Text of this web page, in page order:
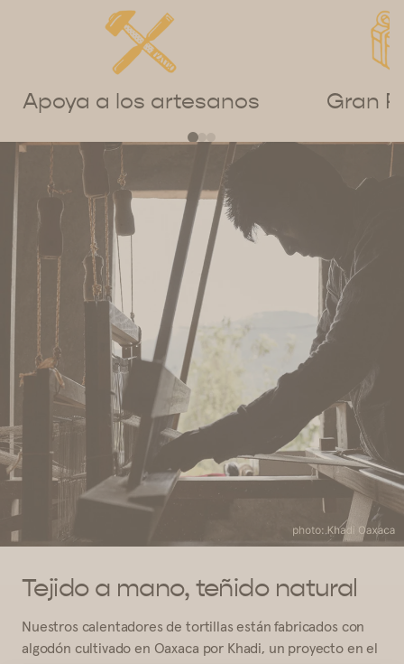
Apoya a los artesanos Gran
Tejido a mano, teñido natural
Nuestros calentadores de tortillas están fabricados con
algodón cultivado en Oaxaca por Khadi, un proyecto en el